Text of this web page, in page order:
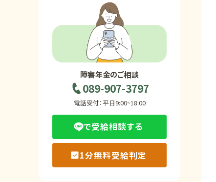
障害年金の基礎知識
障害年金の金額
Q&A・相談事例
障害年金のご相談
089-907-3797
電話受付：平日9:00~18:00
で受給相談する
1分無料受給判定